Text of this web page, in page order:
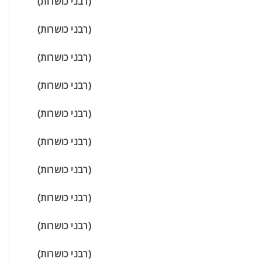
(רבני כושרות)
(רבני כושרות)
(רבני כושרות)
(רבני כושרות)
(רבני כושרות)
(רבני כושרות)
(רבני כושרות)
(רבני כושרות)
(רבני כושרות)